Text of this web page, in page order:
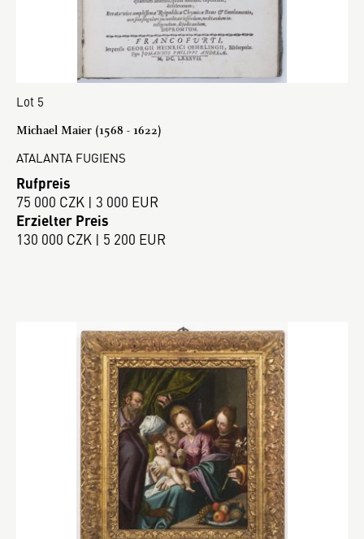
Lot 5
Michael Maier (1568 - 1622)
ATALANTA FUGIENS
Rufpreis
75 000 CZK | 3 000 EUR
Erzielter Preis
130 000 CZK | 5 200 EUR